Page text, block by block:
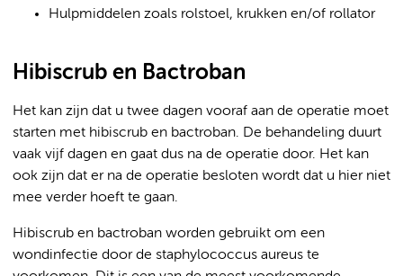
Hulpmiddelen zoals rolstoel, krukken en/of rollator
Hibiscrub en Bactroban
Het kan zijn dat u twee dagen vooraf aan de operatie moet
starten met hibiscrub en bactroban. De behandeling duurt
vaak vijf dagen en gaat dus na de operatie door. Het kan
ook zijn dat er na de operatie besloten wordt dat u hier niet
mee verder hoeft te gaan.
Hibiscrub en bactroban worden gebruikt om een
wondinfectie door de staphylococcus aureus te